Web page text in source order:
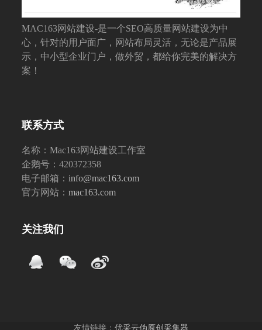
MAC163网站建设-是一个SEO高质量网站建设为中
心，针对的用户面广，网站布局灵活，无论是产品展
示，中小型企业门户，做外贸，都给你完美的解决方
案！
联系方式
名称：Mac163网站建设工作室
企鹅号：420372358
电子邮箱：info@mac163.com
官方网站：mac163.com
关注我们
友情链接： 优采云伪原创采集器